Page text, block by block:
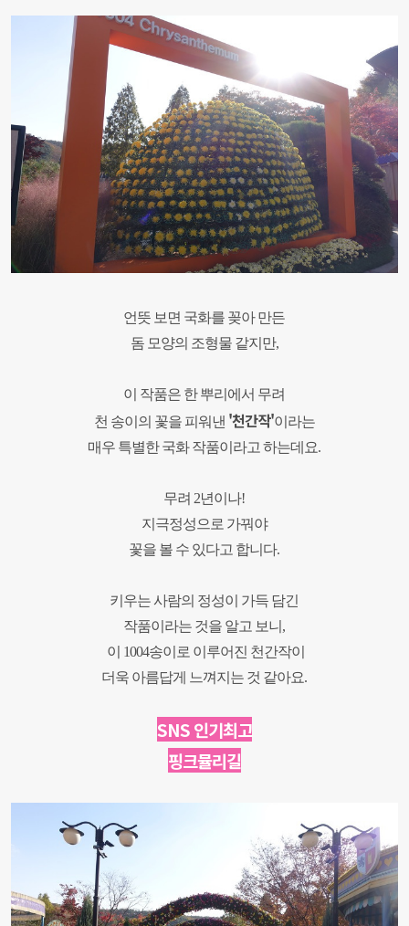
언뜻 보면 국화를 꽂아 만든
돔 모양의 조형물 같지만,
이 작품은 한 뿌리에서 무려
천 송이의 꽃을 피워낸 '천간작'이라는
매우 특별한국화 작품이라고 하는데요.
무려 2년이나!
지극정성으로 가꿔야
꽃을 볼 수 있다고 합니다.
키우는 사람의 정성이 가득 담긴
작품이라는 것을 알고 보니,
이 1004송이로 이루어진 천간작이
더욱 아름답게 느껴지는 것 같아요.
SNS 인기최고
핑크뮬리길